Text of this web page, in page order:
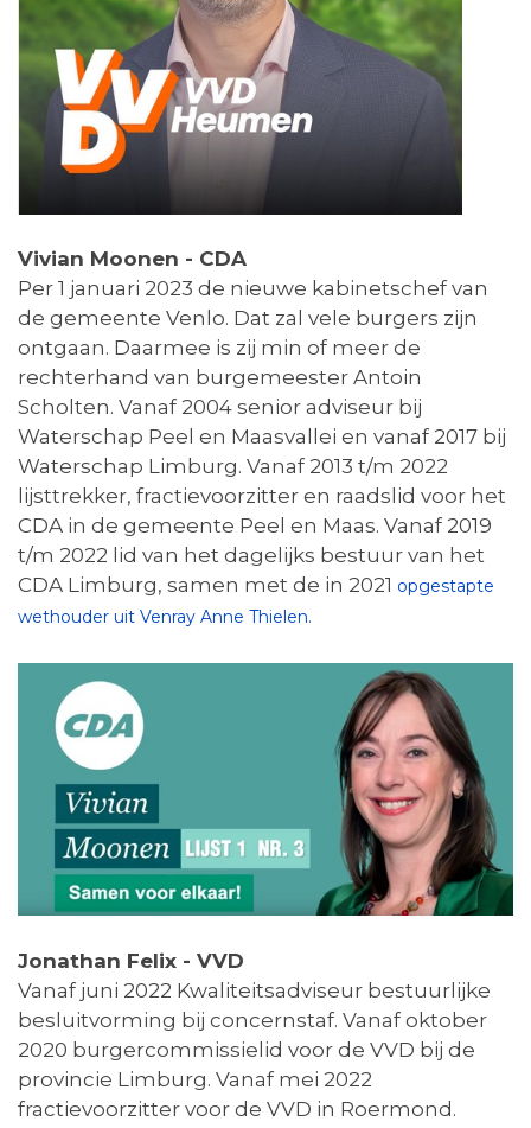
Vivian Moonen - CDA
Per 1 januari 2023 de nieuwe kabinetschef van
de gemeente Venlo. Dat zal vele burgers zijn
ontgaan. Daarmee is zij min of meer de
rechterhand van burgemeester Antoin
Scholten. Vanaf 2004 senior adviseur bij
Waterschap Peel en Maasvallei en vanaf 2017 bij
Waterschap Limburg. Vanaf 2013 t/m 2022
lijsttrekker, fractievoorzitter en raadslid voor het
CDA in de gemeente Peel en Maas. Vanaf 2019
t/m 2022 lid van het dagelijks bestuur van het
CDA Limburg, samen met de in 2021 opgestapte
wethouder uit Venray Anne Thielen.
Jonathan Felix - VVD
Vanaf juni 2022 Kwaliteitsadviseur bestuurlijke
besluitvorming bij concernstaf. Vanaf oktober
2020 burgercommissielid voor de VVD bij de
provincie Limburg. Vanaf mei 2022
fractievoorzitter voor de VVD in Roermond.